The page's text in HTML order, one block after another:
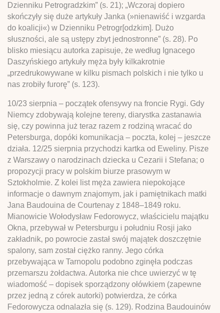
Dzienniku Petrogradzkim” (s. 21); „Wczoraj dopiero
skończyły się duże artykuły Janka (»nienawiść i wzgarda
do koalicji«) w Dzienniku Petrogr[odzkim]. Dużo
słuszności, ale są ustępy zbyt jednostronne” (s. 28). Po
blisko miesiącu autorka zapisuje, że według Ignacego
Daszyńskiego artykuły męża były kilkakrotnie
„przedrukowywane w kilku pismach polskich i nie tylko u
nas zrobiły furorę” (s. 123).
10/23 sierpnia – początek ofensywy na froncie Rygi. Gdy
Niemcy zdobywają kolejne tereny, diarystka zastanawia
się, czy powinna już teraz razem z rodziną wracać do
Petersburga, dopóki komunikacja – poczta, kolej – jeszcze
działa. 12/25 sierpnia przychodzi kartka od Eweliny. Pisze
z Warszawy o narodzinach dziecka u Cezarii i Stefana; o
propozycji pracy w polskim biurze prasowym w
Sztokholmie. Z kolei list męża zawiera niepokojące
informacje o dawnym znajomym, jak i pamiętnikach matki
Jana Baudouina de Courtenay z 1848–1849 roku.
Mianowicie Wołodysław Fedorowycz, właścicielu majątku
Okna, przebywał w Petersburgu i południu Rosji jako
zakładnik, po powrocie zastał swój majątek doszczętnie
spalony, sam został ciężko ranny. Jego córka
przebywająca w Tarnopolu podobno zginęła podczas
przemarszu żołdactwa. Autorka nie chce uwierzyć w tę
wiadomość – dopisek sporządzony ołówkiem (zapewne
przez jedną z córek autorki) potwierdza, że córka
Fedorowycza odnalazła się (s. 129). Rodzina Baudouinów